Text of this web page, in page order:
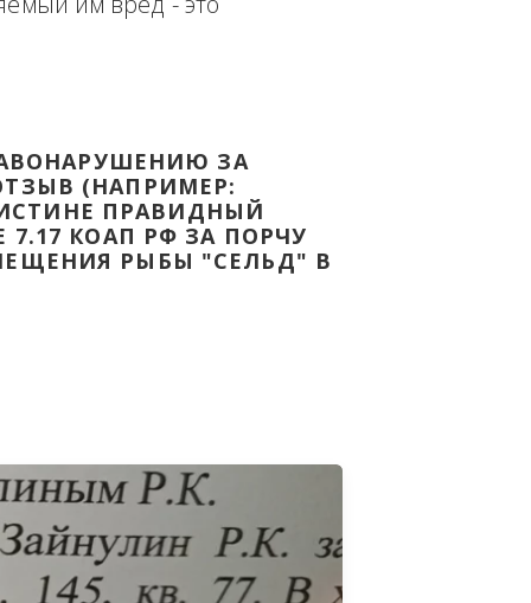
доказательством с целью -
Законодательства Российской
ПРАВОНАРУШЕНИЮ ЗА
ВАШ ОТЗЫВ (НАПРИМЕР:
ВОИСТИНЕ ПРАВИДНЫЙ
7.17 КОАП РФ ЗА ПОРЧУ
ПОМЕЩЕНИЯ РЫБЫ "СЕЛЬД" В